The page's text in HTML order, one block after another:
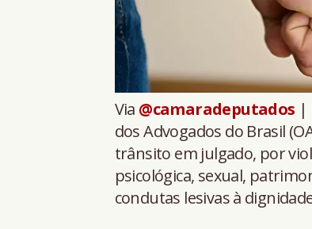
Via @camaradeputados |
dos Advogados do Brasil
trânsito em julgado, por
psicológica, sexual,
condutas lesivas à